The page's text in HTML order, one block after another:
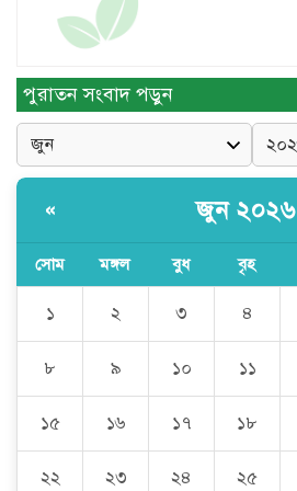
.
সম্প্রচার
.
পুরাতন সংবাদ পড়ুন
« জুন ২০২৬
সোম মঙ্গল বুধ বৃহ
১ ২ ৩ ৪
৮ ৯ ১০ ১১
১৫ ১৬ ১৭ ১৮
২২ ২৩ ২৪ ২৫